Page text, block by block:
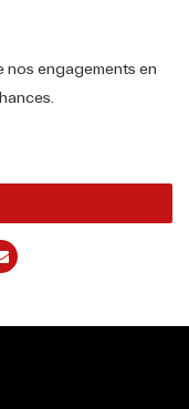
nos engagements en